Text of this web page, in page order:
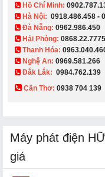
​ Hồ Chí Minh:
Hà Nội: 0918.486.458 -
Đà Nẵng: 0962.986.450
Hải Phòng: 0868.22.7775
Thanh Hóa:
Nghệ An: 0969.581.266
Đắk Lắk: 0984.762.139
Cần Thơ: 0938 704 139​
Máy phát điện
giá